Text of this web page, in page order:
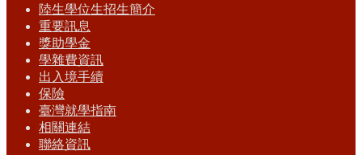
陸生學位生招生簡介
重要訊息
獎助學金
學雜費資訊
出入境手續
保險
臺灣就學指南
相關連結
聯絡資訊